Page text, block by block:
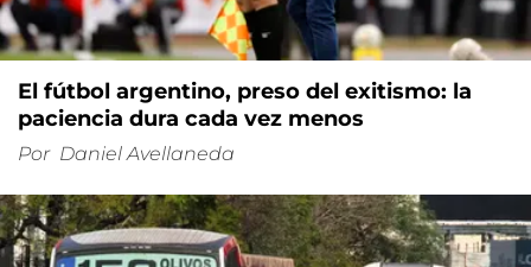
El fútbol argentino, preso del exitismo: la
paciencia dura cada vez menos
Por Daniel Avellaneda